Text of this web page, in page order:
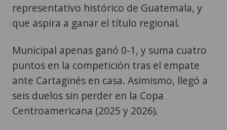
representativo histórico de Guatemala, y
que aspira a ganar el título regional.
Municipal apenas ganó 0-1, y suma cuatro
puntos en la competición tras el empate
ante Cartaginés en casa. Asimismo, llegó a
seis duelos sin perder en la Copa
Centroamericana (2025 y 2026).